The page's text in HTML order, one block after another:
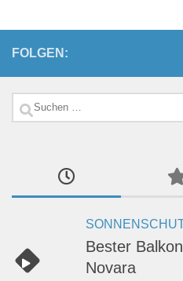
FOLGEN:
Suchen
Bester
Novara